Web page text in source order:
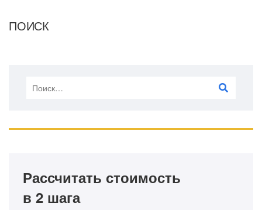
ПОИСК
Рассчитать стоимость
в 2 шага